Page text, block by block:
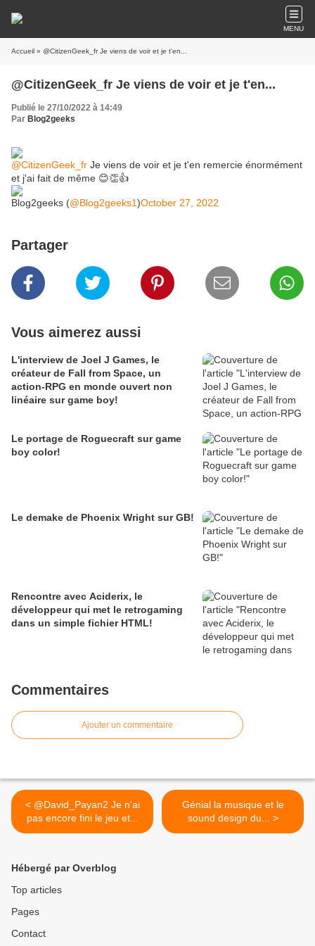
MENU
Accueil » @CitizenGeek_fr Je viens de voir et je t'en...
@CitizenGeek_fr Je viens de voir et je t'en...
Publié le 27/10/2022 à 14:49
Par Blog2geeks
@CitizenGeek_fr Je viens de voir et je t'en remercie énormément
et j'ai fait de même 😊👏👍
Blog2geeks (@Blog2geeks1)October 27, 2022
Partager
Vous aimerez aussi
L'interview de Joel J Games, le
créateur de Fall from Space, un
action-RPG en monde ouvert non
linéaire sur game boy!
Le portage de Roguecraft sur game
boy color!
Le demake de Phoenix Wright sur GB!
Rencontre avec Aciderix, le
développeur qui met le retrogaming
dans un simple fichier HTML!
Commentaires
Ajouter un commentaire
< @David_Payan2 Je n'ai
pas encore fini le jeu et...
Génial la musique et le
sound design du... >
Hébergé par Overblog
Top articles
Pages
Contact